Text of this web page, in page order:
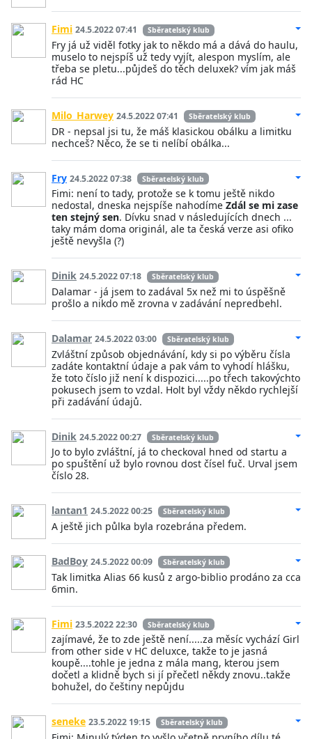
Fimi 24.5.2022 07:41 Sběratelský klub
Fry já už viděl fotky jak to někdo má a dává do haulu,
muselo to nejspíš už tedy vyjít, alespon myslím, ale
třeba se pletu...půjdeš do těch deluxek? vím jak máš
rád HC
Milo_Harwey 24.5.2022 07:41 Sběratelský klub
DR - nepsal jsi tu, že máš klasickou obálku a limitku
nechceš? Něco, že se ti nelíbí obálka...
Fry 24.5.2022 07:38 Sběratelský klub
Fimi: není to tady, protože se k tomu ještě nikdo
nedostal, dneska nejspíše nahodíme Zdál se mi zase
ten stejný sen. Dívku snad v následujících dnech ...
taky mám doma originál, ale ta česká verze asi ofiko
ještě nevyšla (?)
Dinik 24.5.2022 07:18 Sběratelský klub
Dalamar - já jsem to zadával 5x než mi to úspěšně
prošlo a nikdo mě zrovna v zadávání nepredbehl.
Dalamar 24.5.2022 03:00 Sběratelský klub
Zvláštní způsob objednávání, kdy si po výběru čísla
zadáte kontaktní údaje a pak vám to vyhodí hlášku,
že toto číslo již není k dispozici.....po třech takovýchto
pokusech jsem to vzdal. Holt byl vždy někdo rychlejší
při zadávání údajů.
Dinik 24.5.2022 00:27 Sběratelský klub
Jo to bylo zvláštní, já to checkoval hned od startu a
po spuštění už bylo rovnou dost čísel fuč. Urval jsem
číslo 28.
lantan1 24.5.2022 00:25 Sběratelský klub
A ještě jich půlka byla rozebrána předem.
BadBoy 24.5.2022 00:09 Sběratelský klub
Tak limitka Alias 66 kusů z argo-biblio prodáno za cca
6min.
Fimi 23.5.2022 22:30 Sběratelský klub
zajímavé, že to zde ještě není.....za měsíc vychází Girl
from other side v HC deluxce, takže to je jasná
koupě....tohle je jedna z mála mang, kterou jsem
dočetl a klidně bych si jí přečetl někdy znovu..takže
bohužel, do češtiny nepůjdu
seneke 23.5.2022 19:15 Sběratelský klub